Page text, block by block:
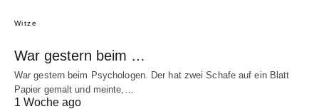
Witze
War gestern beim …
War gestern beim Psychologen. Der hat zwei Schafe auf ein Blatt
Papier gemalt und meinte,…
1 Woche ago